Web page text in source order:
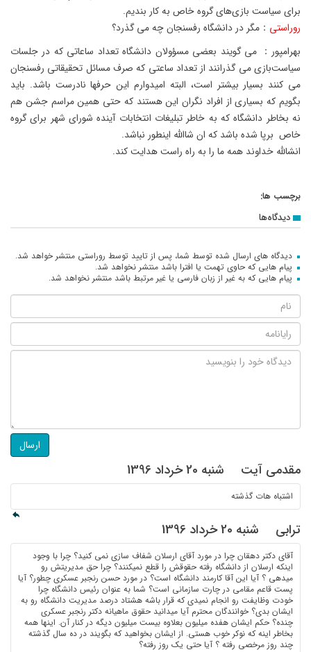
برای سیاست بازی‌های گروه خاص به کار بندیم.
روراستی ：مگر در دانشگاه رفسنجان چه می گذرد؟
بهرامپور： می گویند بعضی مسؤولان دانشگاه تعداد ساعاتی که در جلسات
سیاست‌بازی می گذرانند از تعداد ساعتی که صرف مسائل تحقیقاتی رفسنجان
می کنند بسیار بیشتر است، البته امیدوارم این حرفها نادرست باشد. باید
بگویم که بسیاری از افراد نگران این هستند که حتی همین مراسم جشن هم
نه بخاطر دانشگاه که به خاطر تبلیغات انتخابات آینده شورای شهر برای گروه
خاص برپا شده باشد که ان شاالله اینطور نباشد.
انشالله خداوند همه ما را به راه راست هدایت کند.
برچسب ها:
دیدگاه‌ها
دیدگاه های ارسال شده توسط شما، پس از تایید توسط روراستی منتشر خواهد شد.
پیام هایی که حاوی تهمت یا افترا باشد منتشر نخواهد شد.
پیام هایی که به غیر از زبان فارسی یا غیر مرتبط باشد منتشر نخواهد شد.
ارسال
مقدمی آیت شنبه 20 خرداد 1396
اشتباه هات گذشته
ترابی شنبه 20 خرداد 1396
آقای دکتر دهقان چرا در مورد آقای ارسلان شفاف سازی نمی کنید؟ چرا با وجود
اینکه ارسلان از دانشگاه رفته حقوقش را قطع نمیکنند؟ چرا حق مدیریتش رو
میدهی ؟ آیا این آقا کارمند دانشگاه است؟ در مورد حسن رنجبر عسکری چطور؟ آیا
پست قاعم مقامی در چارت سازمانی است؟ شما به عنوان رئیس دانشگاه چرا
خودت وظایفت رو انجام نمیدی که قرار باشه هشتاد درصد مدیریت دانشگاه رو به
ایشان بدی؟ خوانندگان محترم آیا میدانید حقوق ماهیانه دکتر رنجبر عسکری
چنده؟ حکم ایشان هفده میلیون بعلاوه بیست میلیون دیگه در کنار آن. اینها همه
بخاطر اینه که نوکر خوب هستی. از ایشان بخواهید که بگویند در ده سال گذشته
چند روز مرخصی رفته ؟ آیا حتی یک روز رفته؟